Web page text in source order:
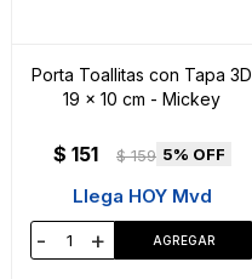
Porta Toallitas con Tapa 3D
19 x 10 cm - Mickey
$ 151 $ 159 5
Llega HOY Mvd
- +